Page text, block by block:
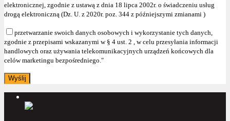
elektronicznej, zgodnie z ustawą z dnia 18 lipca 2002r. o świadczeniu usług
drogą elektroniczną (Dz. U. z 2020r. poz. 344 z późniejszymi zmianami )
przetwarzanie swoich danych osobowych i wykorzystanie tych danych,
zgodnie z przepisami wskazanymi w § 4 ust. 2 , w celu przesyłania informacji
handlowych oraz używania telekomunikacyjnych urządzeń końcowych dla
celów marketingu bezpośredniego."